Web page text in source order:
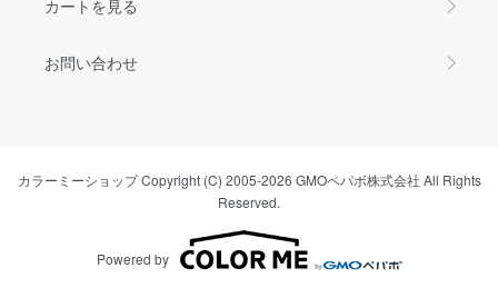
カートを見る
お問い合わせ
カラーミーショップCopyright (C) 2005-2026 GMOペパボ株式会社 All Rights
Reserved.
Powered by